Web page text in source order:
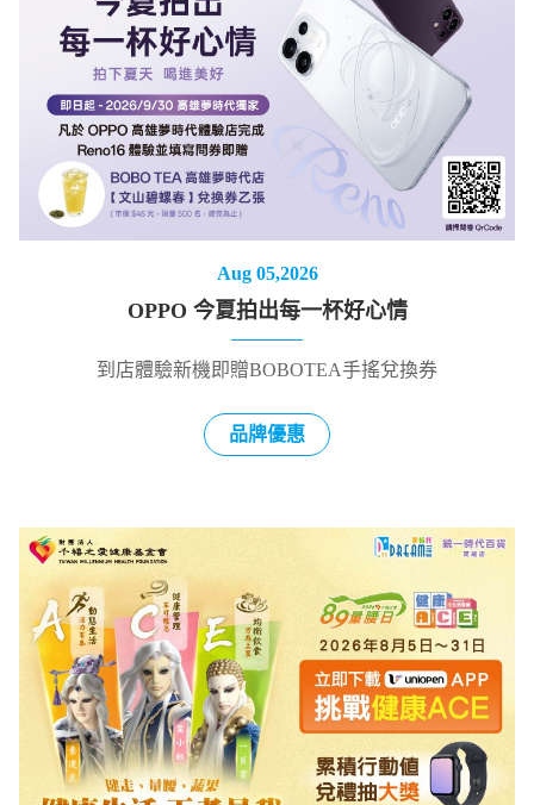
Aug 05,2026
OPPO 今夏拍出每一杯好心情
到店體驗新機即贈BOBOTEA手搖兌換券
品牌優惠